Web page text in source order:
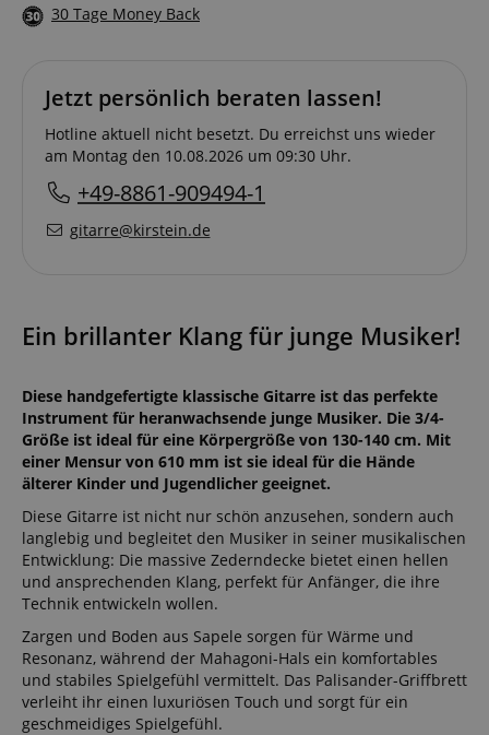
30 Tage Money Back
Jetzt persönlich beraten lassen!
Hotline aktuell nicht besetzt. Du erreichst uns wieder
am Montag den 10.08.2026 um 09:30 Uhr.
+49-8861-909494-1
gitarre@kirstein.de
Ein brillanter Klang für junge Musiker!
Diese handgefertigte klassische Gitarre ist das perfekte
Instrument für heranwachsende junge Musiker. Die 3/4-
Größe ist ideal für eine Körpergröße von 130-140 cm. Mit
einer Mensur von 610 mm ist sie ideal für die Hände
älterer Kinder und Jugendlicher geeignet.
Diese Gitarre ist nicht nur schön anzusehen, sondern auch
langlebig und begleitet den Musiker in seiner musikalischen
Entwicklung: Die massive Zederndecke bietet einen hellen
und ansprechenden Klang, perfekt für Anfänger, die ihre
Technik entwickeln wollen.
Zargen und Boden aus Sapele sorgen für Wärme und
Resonanz, während der Mahagoni-Hals ein komfortables
und stabiles Spielgefühl vermittelt. Das Palisander-Griffbrett
verleiht ihr einen luxuriösen Touch und sorgt für ein
geschmeidiges Spielgefühl.